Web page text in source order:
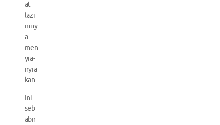
at
lazi
mny
a
men
yia-
nyia
kan.
Ini
seb
abn